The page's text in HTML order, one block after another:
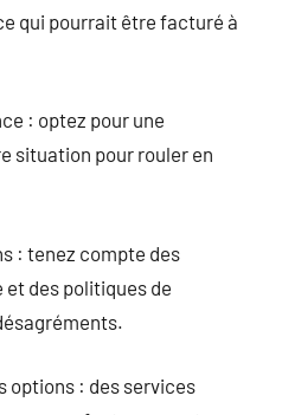
qui pourrait être facturé à
: optez pour une
situation pour rouler en
: tenez compte des
des politiques de
options : des services